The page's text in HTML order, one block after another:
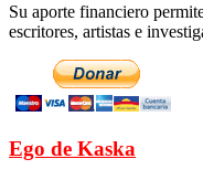
Su aporte financiero
escritores, artistas e
Ego de Kaska